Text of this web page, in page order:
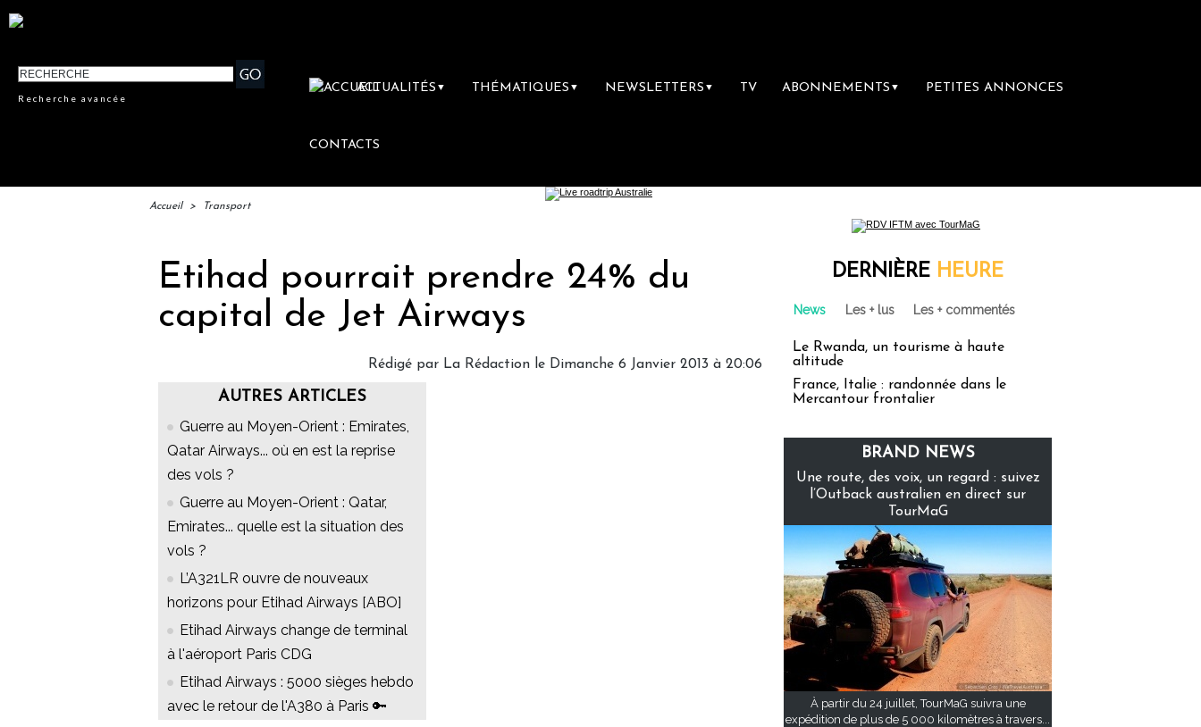
Recherche avancée
ACTUALITÉS ▼ THÉMATIQUES ▼ NEWSLETTERS ▼ TV ABONNEMENTS ▼ PETITES ANNONCES
CONTACTS
Accueil > Transport
Etihad pourrait prendre 24% du
capital de Jet Airways
Rédigé par La Rédaction le Dimanche 6 Janvier 2013 à 20:06
AUTRES ARTICLES
Guerre au Moyen-Orient : Emirates,
Qatar Airways... où en est la reprise
des vols ?
Guerre au Moyen-Orient : Qatar,
Emirates... quelle est la situation des
vols ?
L’A321LR ouvre de nouveaux
horizons pour Etihad Airways [ABO]
Etihad Airways change de terminal
à l'aéroport Paris CDG
Etihad Airways : 5000 sièges hebdo
avec le retour de l'A380 à Paris 🔑
DERNIÈRE HEURE
News Les + lus Les + commentés
Le Rwanda, un tourisme à haute
altitude
France, Italie : randonnée dans le
Mercantour frontalier
BRAND NEWS
Une route, des voix, un regard : suivez
l’Outback australien en direct sur
TourMaG
À partir du 24 juillet, TourMaG suivra une
expédition de plus de 5 000 kilomètres à travers...